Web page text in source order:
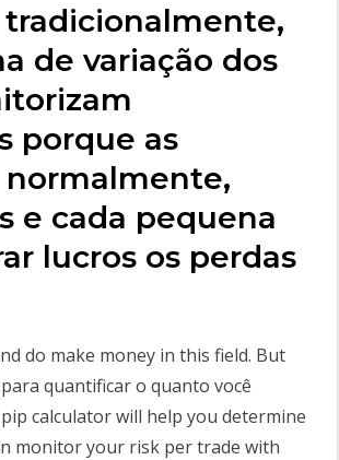
tradicionalmente,
de variação dos
porque as
normalmente,
e cada pequena
lucros os perdas
do make money in this field. But
quantificar o quanto você
calculator will help you determine
monitor your risk per trade with